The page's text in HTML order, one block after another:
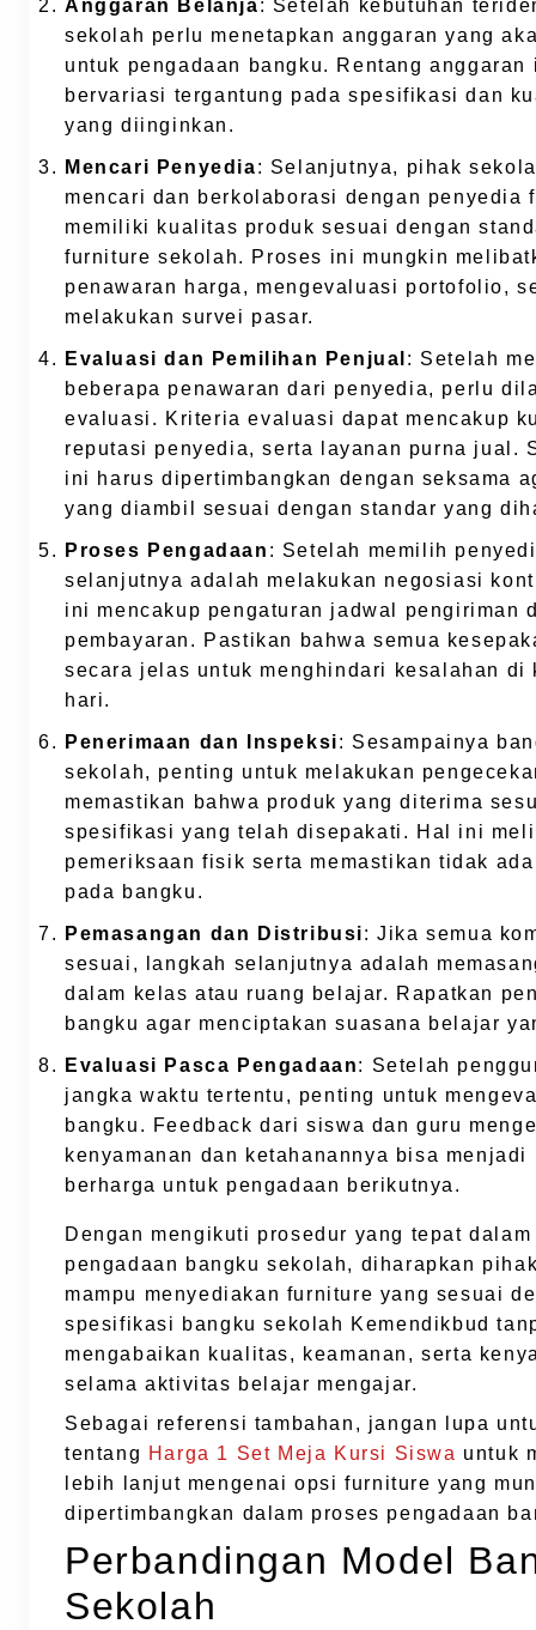
Anggaran Belanja: Setelah kebutuhan
sekolah perlu menetapkan anggaran yang
untuk pengadaan bangku. Rentang anggaran
bervariasi tergantung pada spesifikasi dan
yang diinginkan.
Mencari Penyedia: Selanjutnya, pihak
mencari dan berkolaborasi dengan penyedia
memiliki kualitas produk sesuai dengan
furniture sekolah. Proses ini mungkin
penawaran harga, mengevaluasi portofolio,
melakukan survei pasar.
Evaluasi dan Pemilihan Penjual : Setelah
beberapa penawaran dari penyedia, perlu
evaluasi. Kriteria evaluasi dapat mencakup
reputasi penyedia, serta layanan purna jual.
ini harus dipertimbangkan dengan seksama
yang diambil sesuai dengan standar yang
Proses Pengadaan : Setelah memilih
selanjutnya adalah melakukan negosiasi
ini mencakup pengaturan jadwal pengiriman
pembayaran. Pastikan bahwa semua
secara jelas untuk menghindari kesalahan di
hari.
Penerimaan dan Inspeksi: Sesampainya
sekolah, penting untuk melakukan
memastikan bahwa produk yang diterima
spesifikasi yang telah disepakati. Hal ini
pemeriksaan fisik serta memastikan tidak
pada bangku.
Pemasangan dan Distribusi: Jika semua
sesuai, langkah selanjutnya adalah
dalam kelas atau ruang belajar. Rapatkan
bangku agar menciptakan suasana belajar
Evaluasi Pasca Pengadaan: Setelah
jangka waktu tertentu, penting untuk
bangku. Feedback dari siswa dan guru
kenyamanan dan ketahanannya bisa menjadi
berharga untuk pengadaan berikutnya.
Dengan mengikuti prosedur yang tepat
pengadaan bangku sekolah, diharapkan
mampu menyediakan furniture yang sesuai
spesifikasi bangku sekolah Kemendikbud
mengabaikan kualitas, keamanan, serta
selama aktivitas belajar mengajar.
Sebagai referensi tambahan, jangan lupa
tentang Harga 1 Set Meja Kursi Siswa untuk
lebih lanjut mengenai opsi furniture yang
dipertimbangkan dalam proses pengadaan
Perbandingan Model
Sekolah